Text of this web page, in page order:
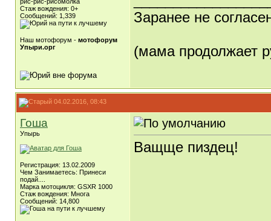
Стаж вождения: 0+
Сообщений: 1,339
Наш мотофорум - мотофорум
Упыри.орг
Заранее не
(мама продолжает
04.02.2016, 08:43
Гоша
Упырь
Регистрация: 13.02.2009
Чем Занимаетесь: Принеси
подай....
Марка мотоцикля: GSXR 1000
Стаж вождения: Многа
Сообщений: 14,800
Ващще пиздец!